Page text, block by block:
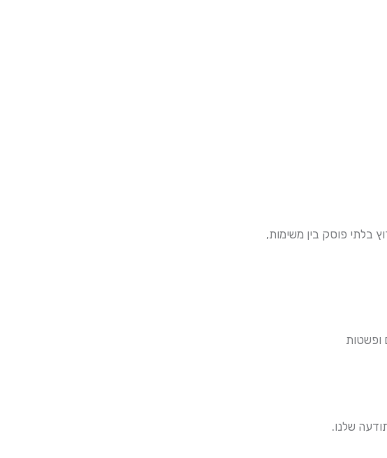
בלתי פוסק בין משימות,
ופשטות
שלנו.